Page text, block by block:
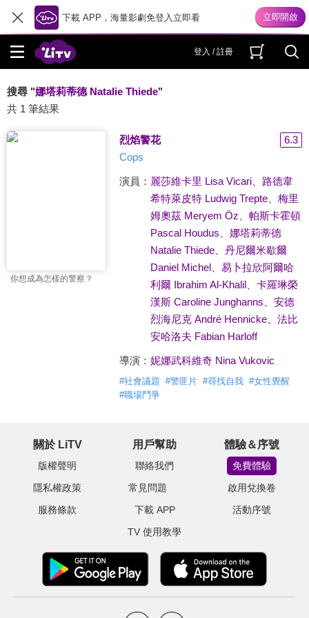
下載 APP，海量影劇免登入立即看
登入 / 註冊
搜尋 "娜塔莉蒂德 Natalie Thiede"
共 1 筆結果
你想成為怎樣的警察？
烈焰警花
6.3
Cops
演員： 麗莎維卡里 Lisa Vicari、 路德韋
希特萊皮特 Ludwig Trepte、 梅里
姆奧茲 Meryem Öz
帕斯卡霍頓
Pascal Houdus
娜塔莉蒂德
Natalie Thiede、 丹尼爾米歇爾
Daniel Michel、 易卜拉欣阿爾哈
利爾 Ibrahim Al-Khalil、 卡羅琳榮
漢斯 Caroline Junghanns
安德
烈海尼克 André Hennicke、 法比
安哈洛夫 Fabian Harloff
導演： 妮娜武科維奇 Nina Vukovic
#社會議題 #警匪片 #尋找自我 #女性覺醒
#職場鬥爭
關於 LiTV
版權聲明
隱私權政策
服務條款
用戶幫助
聯絡我們
常見問題
下載 APP
TV 使用教學
體驗＆序號
免費體驗
啟用兌換卷
活動序號